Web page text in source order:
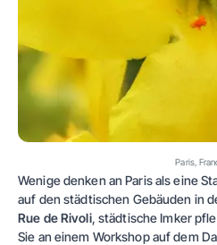
Paris,
Wenige denken an Paris als eine
auf den städtischen Gebäuden in
Rue de Rivoli, städtische Imker
Sie an einem Workshop auf dem